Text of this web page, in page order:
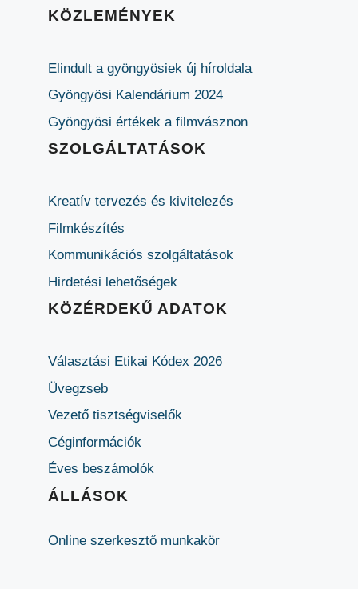
KÖZLEMÉNYEK
Elindult a gyöngyösiek új híroldala
Gyöngyösi Kalendárium 2024
Gyöngyösi értékek a filmvásznon
SZOLGÁLTATÁSOK
Kreatív tervezés és kivitelezés
Filmkészítés
Kommunikációs szolgáltatások
Hirdetési lehetőségek
KÖZÉRDEKŰ ADATOK
Választási Etikai Kódex 2026
Üvegzseb
Vezető tisztségviselők
Céginformációk
Éves beszámolók
ÁLLÁSOK
Online szerkesztő munkakör